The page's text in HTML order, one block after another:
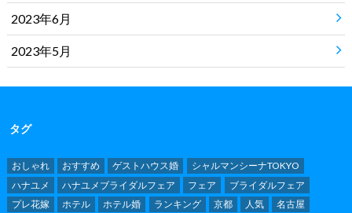
2023年6月
2023年5月
タグ
おしゃれ おすすめ ゲストハウス婚
シャルマンシーナTOKYO
ハナユメ
ハナユメブライダルフェア フェア
ブライダルフェア
プレ花嫁
ホテル ホテル婚 ランキング 京都 人気
名古屋